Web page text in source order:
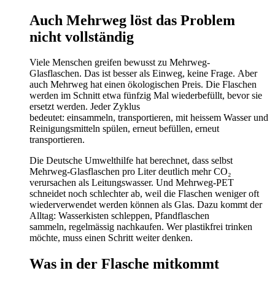
Auch Mehrweg löst das Problem
nicht vollständig
Viele Menschen greifen bewusst zu Mehrweg-
Glasflaschen. Das ist besser als Einweg, keine Frage. Aber
auch Mehrweg hat einen ökologischen Preis. Die Flaschen
werden im Schnitt etwa fünfzig Mal wiederbefüllt, bevor sie
ersetzt werden. Jeder Zyklus
bedeutet: einsammeln, transportieren, mit heissem Wasser und
Reinigungsmitteln spülen, erneut befüllen, erneut
transportieren.
Die Deutsche Umwelthilfe hat berechnet, dass selbst
Mehrweg-Glasflaschen pro Liter deutlich mehr CO₂
verursachen als Leitungswasser. Und Mehrweg-PET
schneidet noch schlechter ab, weil die Flaschen weniger oft
wiederverwendet werden können als Glas. Dazu kommt der
Alltag: Wasserkisten schleppen, Pfandflaschen
sammeln, regelmässig nachkaufen. Wer plastikfrei trinken
möchte, muss einen Schritt weiter denken.
Was in der Flasche mitkommt